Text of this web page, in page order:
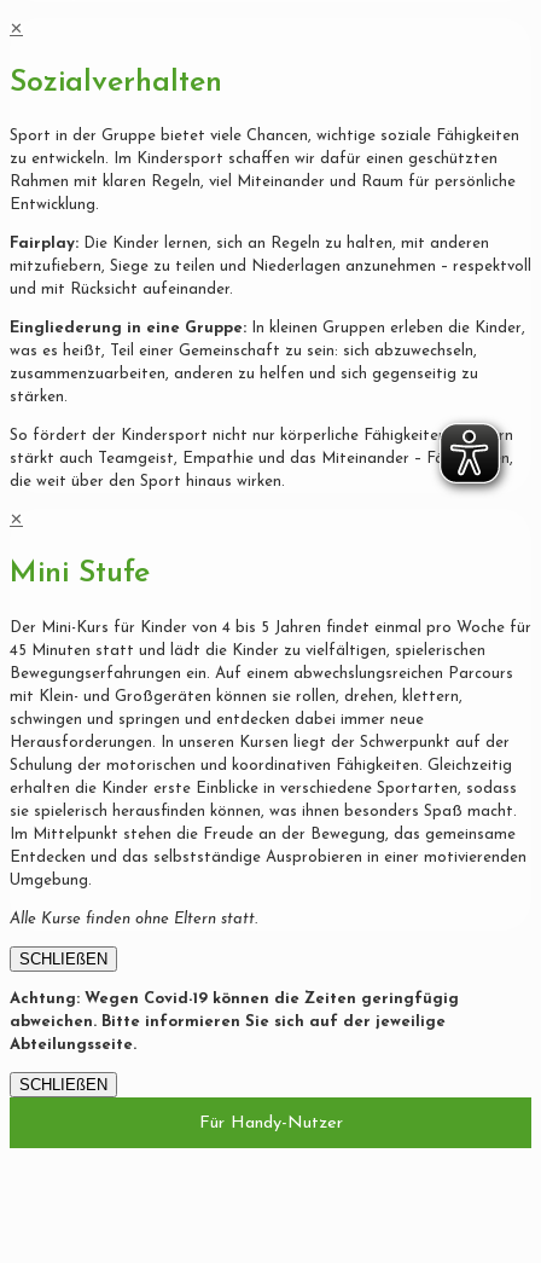
✕
Sozialverhalten
Sport in der Gruppe bietet viele Chancen, wichtige soziale Fähigkeiten
zu entwickeln. Im Kindersport schaffen wir dafür einen geschützten
Rahmen mit klaren Regeln, viel Miteinander und Raum für persönliche
Entwicklung.
Fairplay: Die Kinder lernen, sich an Regeln zu halten, mit anderen
mitzufiebern, Siege zu teilen und Niederlagen anzunehmen – respektvoll
und mit Rücksicht aufeinander.
Eingliederung in eine Gruppe: In kleinen Gruppen erleben die Kinder,
was es heißt, Teil einer Gemeinschaft zu sein: sich abzuwechseln,
zusammenzuarbeiten, anderen zu helfen und sich gegenseitig zu
stärken.
So fördert der Kindersport nicht nur körperliche Fähigkeiten, sondern
stärkt auch Teamgeist, Empathie und das Miteinander – Fähigkeiten,
die weit über den Sport hinaus wirken.
✕
Mini Stufe
Der Mini-Kurs für Kinder von 4 bis 5 Jahren findet einmal pro Woche für
45 Minuten statt und lädt die Kinder zu vielfältigen, spielerischen
Bewegungserfahrungen ein. Auf einem abwechslungsreichen Parcours
mit Klein- und Großgeräten können sie rollen, drehen, klettern,
schwingen und springen und entdecken dabei immer neue
Herausforderungen. In unseren Kursen liegt der Schwerpunkt auf der
Schulung der motorischen und koordinativen Fähigkeiten. Gleichzeitig
erhalten die Kinder erste Einblicke in verschiedene Sportarten, sodass
sie spielerisch herausfinden können, was ihnen besonders Spaß macht.
Im Mittelpunkt stehen die Freude an der Bewegung, das gemeinsame
Entdecken und das selbstständige Ausprobieren in einer motivierenden
Umgebung.
Alle Kurse finden ohne Eltern statt.
SCHLIEßEN
Achtung: Wegen Covid-19 können die Zeiten geringfügig
abweichen. Bitte informieren Sie sich auf der jeweilige
Abteilungsseite.
SCHLIEßEN
Für Handy-Nutzer